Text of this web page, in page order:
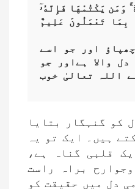
وَمَن يَكْتُمْهَا فَإِنَّهُۥٓ
بِمَا تَعْمَلُونَ عَلِيمٌ
اور جو اسے
دل واﻻ ہےاور جو
اللہ تعالیٰ خوب
کو گنہگار بتایا
ہیں۔ ایک تو یہ
قلبی گناہ ہے،
براہ راست
دل میں حقیقت کو